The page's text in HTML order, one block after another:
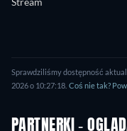
Sprawdziliśmy dostępność
2026 o 10:27:18. Coś nie tak?
PARTNERKI -